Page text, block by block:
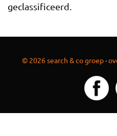
geclassificeerd.
© 2026 search & co groep ·